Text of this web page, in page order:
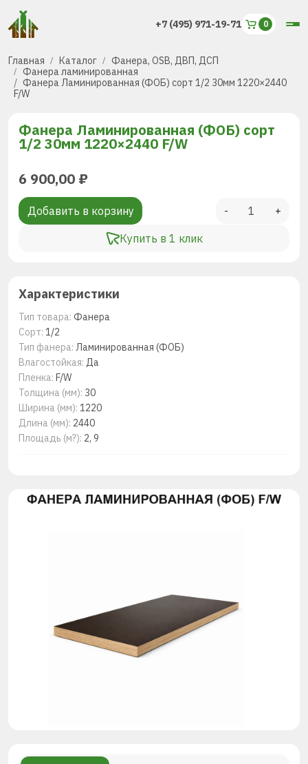
+7 (495) 971-19-71
Главная Каталог
Фанера, OSB, ДВП, ДСП
Фанера ламинированная
Фанера Ламинированная (ФОБ) сорт 1/2 30мм 1220×2440
F/W
Фанера Ламинированная (ФОБ) сорт
1/2 30мм 1220×2440 F/W
6 900,00 ₽
Добавить в корзину
Купить в 1 клик
- +
Характеристики
Тип товара: Фанера
Сорт: 1/2
Тип фанера: Ламинированная (ФОБ)
Влагостойкая: Да
Пленка: F/W
Толщина (мм): 30
Ширина (мм): 1220
Длина (мм): 2440
Площадь (м?): 2, 9